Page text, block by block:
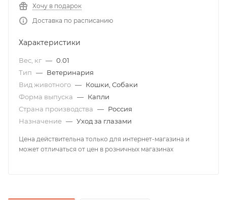
Хочу в подарок
Доставка по расписанию
Характеристики
Вес, кг — 0.01
Тип — Ветеринария
Вид животного — Кошки, Собаки
Форма выпуска — Капли
Страна производства — Россия
Назначение — Уход за глазами
Цена действительна только для интернет-магазина и
может отличаться от цен в розничных магазинах